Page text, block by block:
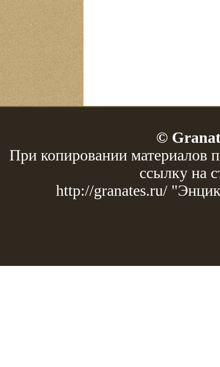
©
При копировании материалов
ссылку на
http://granates.ru/